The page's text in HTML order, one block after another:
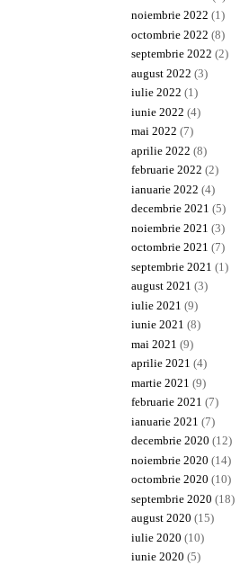
noiembrie 2022 (1)
octombrie 2022 (8)
septembrie 2022 (2)
august 2022 (3)
iulie 2022 (1)
iunie 2022 (4)
mai 2022 (7)
aprilie 2022 (8)
februarie 2022 (2)
ianuarie 2022 (4)
decembrie 2021 (5)
noiembrie 2021 (3)
octombrie 2021 (7)
septembrie 2021 (1)
august 2021 (3)
iulie 2021 (9)
iunie 2021 (8)
mai 2021 (9)
aprilie 2021 (4)
martie 2021 (9)
februarie 2021 (7)
ianuarie 2021 (7)
decembrie 2020 (12)
noiembrie 2020 (14)
octombrie 2020 (10)
septembrie 2020 (18)
august 2020 (15)
iulie 2020 (10)
iunie 2020 (5)